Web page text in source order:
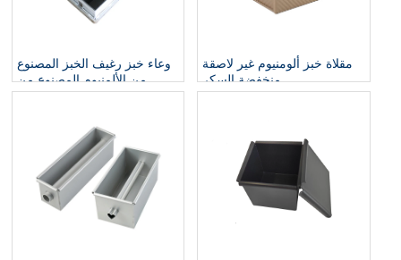
وعاء خبز رغيف الخبز المصنوع
من الألمنيوم المصنوع من
الفولاذ المصنوع حسب الطلب
مقلاة خبز ألومنيوم غير لاصقة
منخفضة السكر